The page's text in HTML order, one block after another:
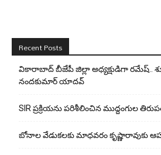
Recent Posts
వికారాబాద్ బీజేపీ జిల్లా అధ్యక్షుడిగా రమేష్‌..
నందకుమార్ యాదవ్
SIR ప్రక్రియను పరిశీలించిన ముద్దంగుల
బోనాల వేడుకలకు మాధవరం కృష్ణారావుకు